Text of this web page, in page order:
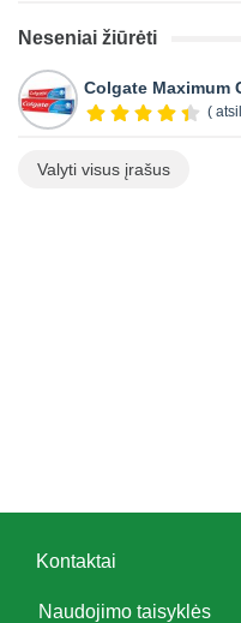
Neseniai žiūrėti
Colgate Maximum
(
Valyti visus įrašus
Kontaktai
Naudojimo taisyklės